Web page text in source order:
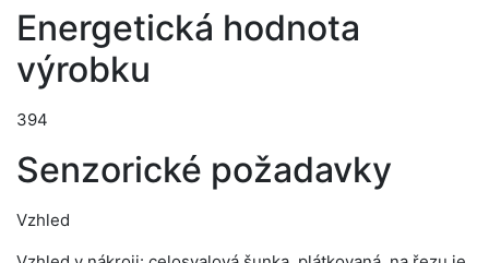
Energetická hodnota
výrobku
394
Senzorické požadavky
Vzhled